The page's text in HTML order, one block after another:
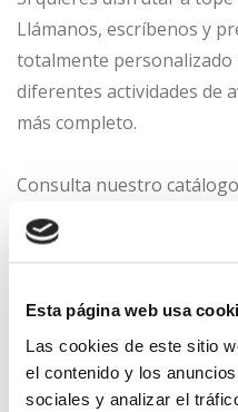
Esta página web usa
Las cookies de este sitio
el contenido y los
sociales y analizar el
Llámanos, escríbenos y
totalmente personalizado
diferentes actividades de
más completo.
Consulta nuestro
más información.